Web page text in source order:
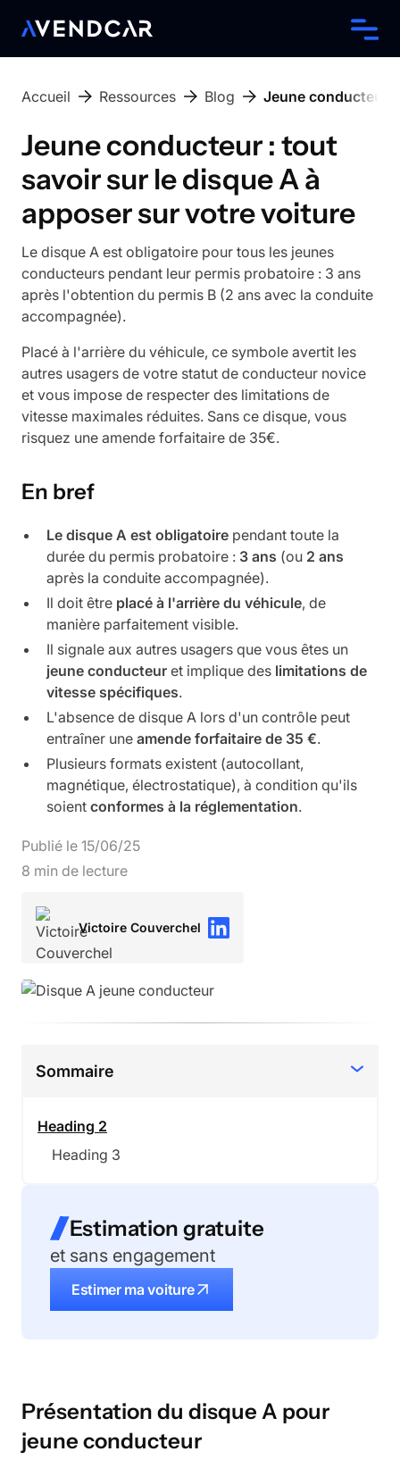
Accueil Ressources Blog Jeune conducteur
Jeune conducteur : tout
savoir sur le disque A à
apposer sur votre voiture
Le disque A est obligatoire pour tous les jeunes
conducteurs pendant leur permis probatoire : 3 ans
après l'obtention du permis B (2 ans avec la conduite
accompagnée).
Placé à l'arrière du véhicule, ce symbole avertit les
autres usagers de votre statut de conducteur novice
et vous impose de respecter des limitations de
vitesse maximales réduites. Sans ce disque, vous
risquez une amende forfaitaire de 35€.
En bref
Le disque A est obligatoire pendant toute la
durée du permis probatoire : 3 ans (ou 2 ans
après la conduite accompagnée).
Il doit être placé à l'arrière du véhicule, de
manière parfaitement visible.
Il signale aux autres usagers que vous êtes un
jeune conducteur et implique des limitations de
vitesse spécifiques.
L'absence de disque A lors d'un contrôle peut
entraîner une amende forfaitaire de 35 €.
Plusieurs formats existent (autocollant,
magnétique, électrostatique), à condition qu'ils
soient conformes à la réglementation.
Publié le 15/06/25
8 min de lecture
Victoire Couverchel
Sommaire
Heading 2
Heading 3
Estimation gratuite
et sans engagement
Estimer ma voiture
Présentation du disque A pour
jeune conducteur